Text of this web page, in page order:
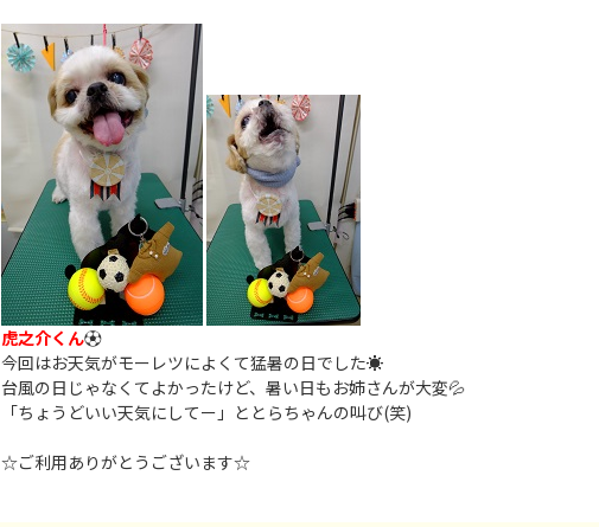
虎之介くん⚽
今回はお天気がモーレツによくて猛暑の日でした☀
台風の日じゃなくてよかったけど、暑い日もお姉さんが大変💦
「ちょうどいい天気にしてー」ととらちゃんの叫び(笑)
☆ご利用ありがとうございます☆